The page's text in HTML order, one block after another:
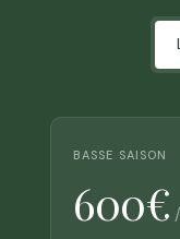
BASSE SAISON
600€